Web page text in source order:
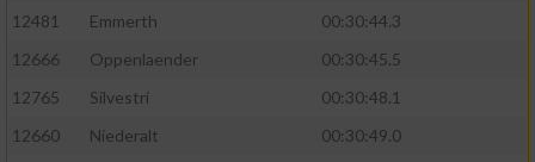
12481
Emmerth
00:30:44.3
12666
Oppenlaender
00:30:45.5
12765
Silvestri
00:30:48.1
12660
Niederalt
00:30:49.0